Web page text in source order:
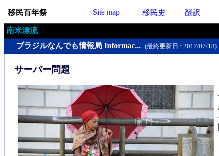
移民百年祭 Site map 移民史 翻訳
南米漂流
ブラジルなんでも情報局 Informac... (最終更新日 : 2017/07/18)
サーバー問題